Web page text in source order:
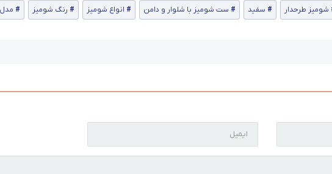
شومیز طرحدار سفید ست شومیز با شلوار و دامن انواع شومیز رنگ شومیز